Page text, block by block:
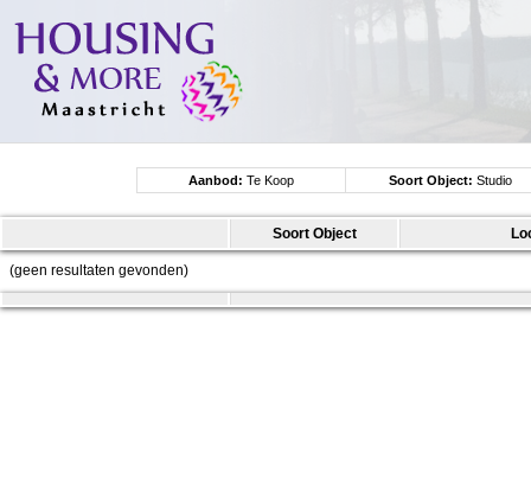
Aanbod: Te Koop Soort Object: Studio
Soort Object
(geen resultaten gevonden)